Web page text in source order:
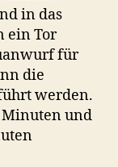
in das
ein Tor
für
die
werden.
Minuten und